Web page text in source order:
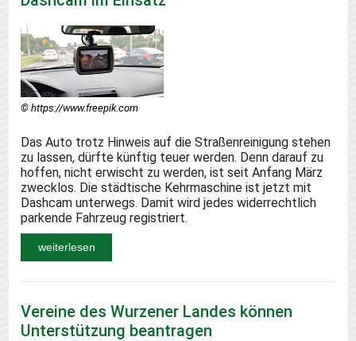
© https://www.freepik.com
Das Auto trotz Hinweis auf die Straßenreinigung stehen
zu lassen, dürfte künftig teuer werden. Denn darauf zu
hoffen, nicht erwischt zu werden, ist seit Anfang März
zwecklos. Die städtische Kehrmaschine ist jetzt mit
Dashcam unterwegs. Damit wird jedes widerrechtlich
parkende Fahrzeug registriert.
weiterlesen
Vereine des Wurzener Landes können
Unterstützung beantragen